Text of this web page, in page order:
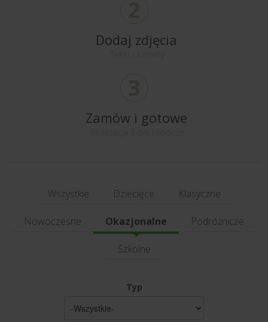
Dodaj zdjęcia
Zamów i gotowe
Wszystkie Dziecięce Klasyczne
Nowoczesne Okazjonalne Podróżnicze
Szkolne
Typ